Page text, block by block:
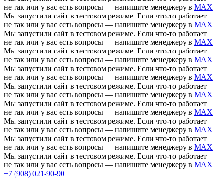
не так или у вас есть вопросы — напишите менеджеру в MAX
Мы запустили сайт в тестовом режиме. Если что-то работает
не так или у вас есть вопросы — напишите менеджеру в MAX
Мы запустили сайт в тестовом режиме. Если что-то работает
не так или у вас есть вопросы — напишите менеджеру в MAX
Мы запустили сайт в тестовом режиме. Если что-то работает
не так или у вас есть вопросы — напишите менеджеру в MAX
Мы запустили сайт в тестовом режиме. Если что-то работает
не так или у вас есть вопросы — напишите менеджеру в MAX
Мы запустили сайт в тестовом режиме. Если что-то работает
не так или у вас есть вопросы — напишите менеджеру в MAX
Мы запустили сайт в тестовом режиме. Если что-то работает
не так или у вас есть вопросы — напишите менеджеру в MAX
Мы запустили сайт в тестовом режиме. Если что-то работает
не так или у вас есть вопросы — напишите менеджеру в MAX
Мы запустили сайт в тестовом режиме. Если что-то работает
не так или у вас есть вопросы — напишите менеджеру в MAX
Мы запустили сайт в тестовом режиме. Если что-то работает
не так или у вас есть вопросы — напишите менеджеру в MAX
+7 (908) 021-90-90